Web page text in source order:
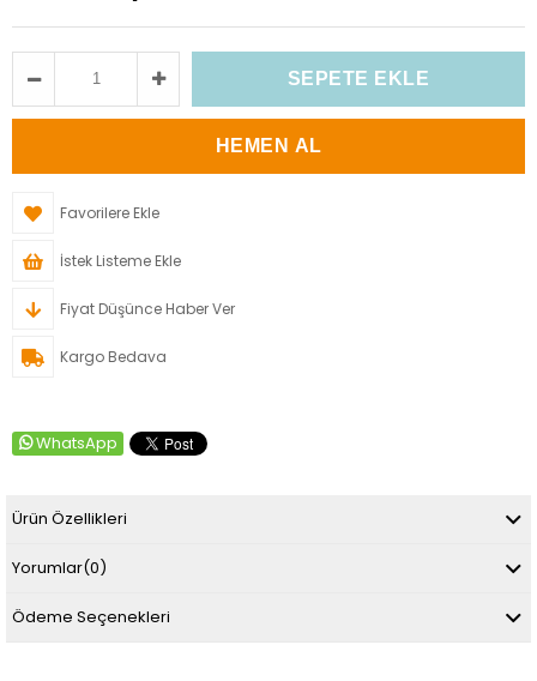
Favorilere Ekle
İstek Listeme Ekle
Fiyat Düşünce Haber Ver
Kargo Bedava
WhatsApp
Ürün Özellikleri
Yorumlar(0)
Ödeme Seçenekleri